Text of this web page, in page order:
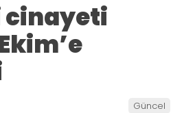
cinayeti
Güncel